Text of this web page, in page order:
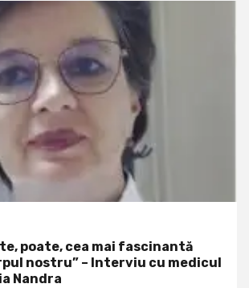
poate, cea mai fascinantă
nostru” – Interviu cu medicul
Nandra